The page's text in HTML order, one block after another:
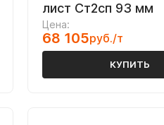
лист Ст2сп 93 мм
Цена:
68 105руб./т
КУПИТЬ